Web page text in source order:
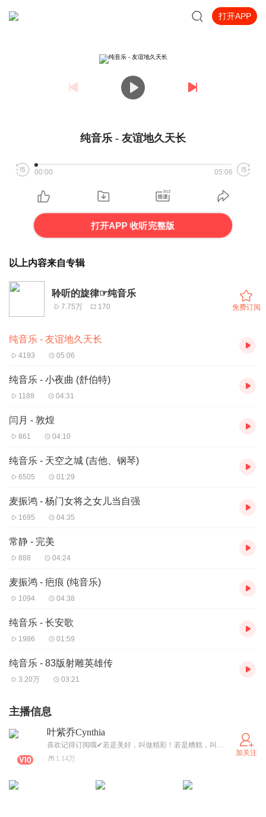
打开APP
纯音乐 - 友谊地久天长
00:00 05:06
打开APP 收听完整版
以上内容来自专辑
聆听的旋律☞纯音乐
7.75万 170 免费订阅
纯音乐 - 友谊地久天长
4193 05:06
纯音乐 - 小夜曲 (舒伯特)
1188 04:31
闫月 - 敦煌
861 04:10
纯音乐 - 天空之城 (吉他、钢琴)
6505 01:29
麦振鸿 - 杨门女将之女儿当自强
1695 04:35
常静 - 完美
888 04:24
麦振鸿 - 疤痕 (纯音乐)
1094 04:38
纯音乐 - 长安歌
1986 01:59
纯音乐 - 83版射雕英雄传
3.20万 03:21
主播信息
叶紫乔Cynthia
喜欢记得订阅哦✔若是美好，叫做精彩！若是糟糕，叫做经历！
1.14万
加关注